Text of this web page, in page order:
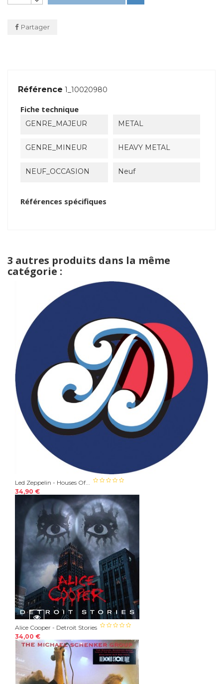
Partager
Référence 1_10020980
Fiche technique
GENRE_MAJEUR METAL
GENRE_MINEUR HEAVY METAL
NEUF_OCCASION Neuf
Références spécifiques
3 autres produits dans la même
catégorie :
Led Zeppelin - Houses Of...
34,90 €
Alice Cooper - Detroit Stories
34,00 €